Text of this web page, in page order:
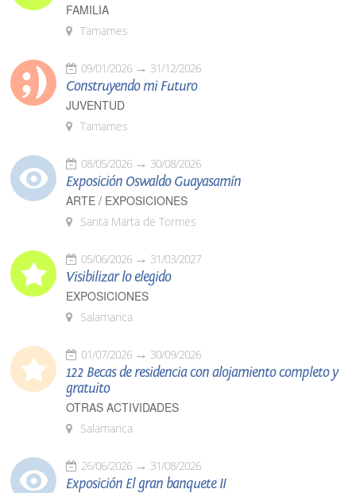
FAMILIA
Tamames
09/01/2026 31/12/2026
Construyendo mi Futuro
JUVENTUD
Tamames
08/05/2026 30/08/2026
Exposición Oswaldo Guayasamín
ARTE / EXPOSICIONES
Santa Marta de Tormes
05/06/2026 31/03/2027
Visibilizar lo elegido
EXPOSICIONES
Salamanca
01/07/2026 30/09/2026
122 Becas de residencia con alojamiento completo y
gratuito
OTRAS ACTIVIDADES
Salamanca
26/06/2026 31/08/2026
Exposición El gran banquete II